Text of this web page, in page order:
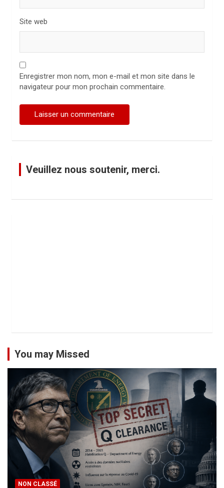
Site web
Enregistrer mon nom, mon e-mail et mon site dans le
navigateur pour mon prochain commentaire.
Veuillez nous soutenir, merci.
You may Missed
NON CLASSÉ